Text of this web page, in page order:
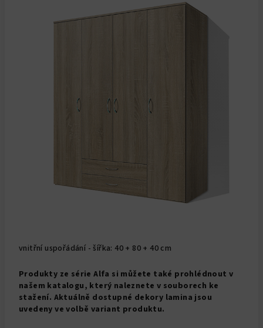
vnitřní uspořádání - šířka: 40 + 80 + 40 cm
Produkty ze série Alfa si můžete také prohlédnout v
našem katalogu, který naleznete v souborech ke
stažení. Aktuálně dostupné dekory lamina jsou
uvedeny ve volbě variant produktu.